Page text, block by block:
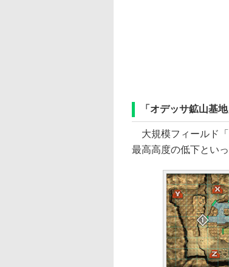
「オデッサ鉱山基
大規模フィールド
最高高度の低下とい